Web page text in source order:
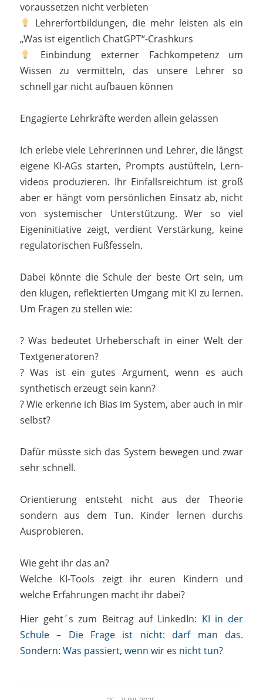
voraussetzen nicht verbieten
Lehrerfortbildungen, die mehr leisten als ein
„Was ist eigentlich ChatGPT“-Crashkurs
Einbindung externer Fachkompetenz um
Wissen zu vermitteln, das unsere Lehrer so
schnell gar nicht aufbauen können
Engagierte Lehrkräfte werden allein gelassen
Ich erlebe viele Lehrerinnen und Lehrer, die längst
eigene KI-AGs starten, Prompts austüfteln, Lern­
videos produzieren. Ihr Einfallsreichtum ist groß
aber er hängt vom persönlichen Einsatz ab, nicht
von systemischer Unterstützung. Wer so viel
Eigeninitiative zeigt, verdient Verstärkung, keine
regulatorischen Fußfesseln.
Dabei könnte die Schule der beste Ort sein, um
den klugen, reflektierten Umgang mit KI zu lernen.
Um Fragen zu stellen wie:
? Was bedeutet Urheberschaft in einer Welt der
Textgeneratoren?
? Was ist ein gutes Argument, wenn es auch
synthetisch erzeugt sein kann?
? Wie erkenne ich Bias im System, aber auch in mir
selbst?
Dafür müsste sich das System bewegen und zwar
sehr schnell.
Orientierung entsteht nicht aus der Theorie
sondern aus dem Tun. Kinder lernen durchs
Ausprobieren.
Wie geht ihr das an?
Welche KI-Tools zeigt ihr euren Kindern und
welche Erfahrungen macht ihr dabei?
Hier geht´s zum Beitrag auf LinkedIn: KI in der
Schule – Die Frage ist nicht: darf man das.
Sondern: Was passiert, wenn wir es nicht tun?